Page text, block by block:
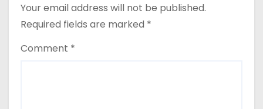
Your email address will not be published.
Required fields are marked *
Comment *